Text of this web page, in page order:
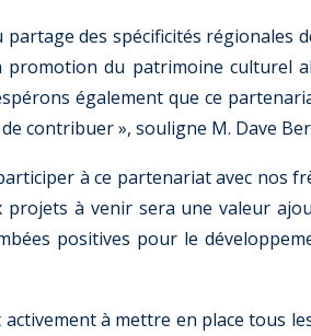
des spécificités
du patrimoine
également que ce
contribuer », souligne M. Dave
à ce partenariat avec nos
à venir sera une valeur
positives pour le
à mettre en place tous